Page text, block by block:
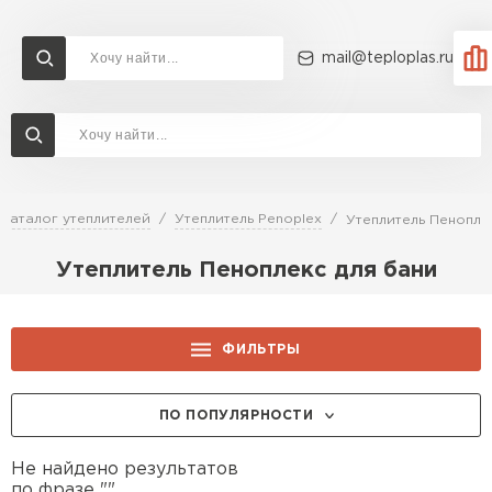
mail@teploplas.ru
Каталог утеплителей Утеплитель Penoplex Утеплитель
Утеплитель Пеноплекс для бани
ФИЛЬТРЫ
ПО ПОПУЛЯРНОСТИ
Не найдено результатов
Доставка и оплата
Перейти в каталог
Утеплитель Ветонит
Утеплитель Rockwool
Утеплитель Knauf